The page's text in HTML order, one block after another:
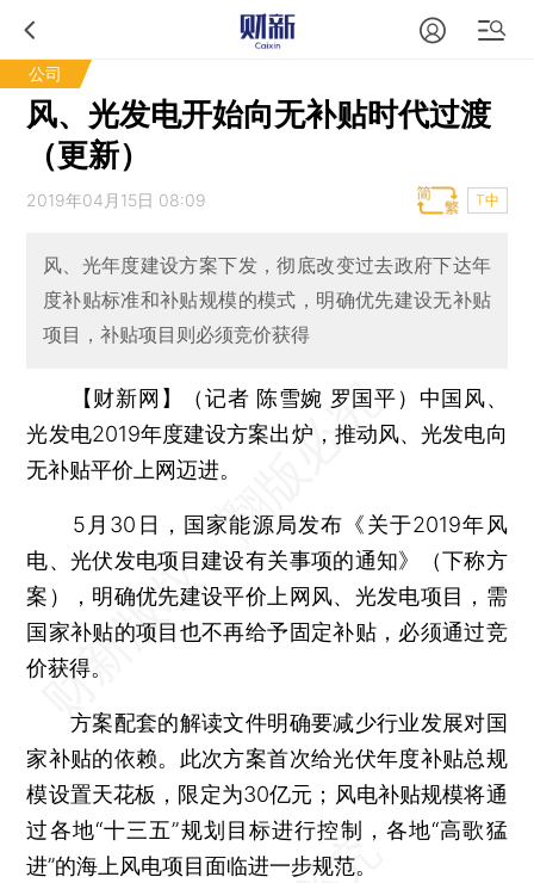
公司
风、光发电开始向无补贴时代过渡
（更新）
2019年04月15日 08:09 T中
风、光年度建设方案下发，彻底改变过去政府下达年
度补贴标准和补贴规模的模式，明确优先建设无补贴
项目，补贴项目则必须竞价获得
【财新网】（记者 陈雪婉 罗国平） 中国风、
光发电2019年度建设方案出炉，推动风、光发电向
无补贴平价上网迈进。
5月30日，国家能源局发布《关于2019年风
电、光伏发电项目建设有关事项的通知》（下称方
案），明确优先建设平价上网风、光发电项目，需
国家补贴的项目也不再给予固定补贴，必须通过竞
价获得。
方案配套的解读文件明确要减少行业发展对国
家补贴的依赖。此次方案首次给光伏年度补贴总规
模设置天花板，限定为30亿元；风电补贴规模将通
过各地“十三五”规划目标进行控制，各地“高歌猛
进”的海上风电项目面临进一步规范。